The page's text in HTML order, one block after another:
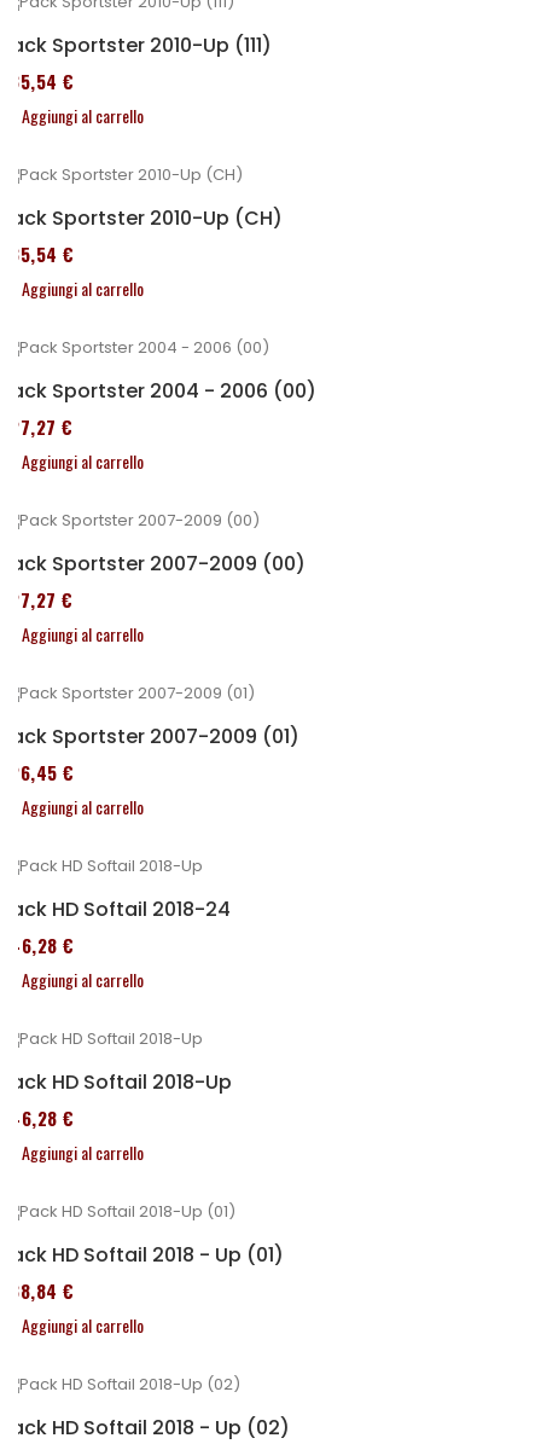
Pack Sportster 2010-Up (111)
235,54 €
Aggiungi al carrello
Pack Sportster 2010-Up (CH)
235,54 €
Aggiungi al carrello
Pack Sportster 2004 - 2006 (00)
227,27 €
Aggiungi al carrello
Pack Sportster 2007-2009 (00)
227,27 €
Aggiungi al carrello
Pack Sportster 2007-2009 (01)
326,45 €
Aggiungi al carrello
Pack HD Softail 2018-24
246,28 €
Aggiungi al carrello
Pack HD Softail 2018-Up
246,28 €
Aggiungi al carrello
Pack HD Softail 2018 - Up (01)
338,84 €
Aggiungi al carrello
Pack HD Softail 2018 - Up (02)